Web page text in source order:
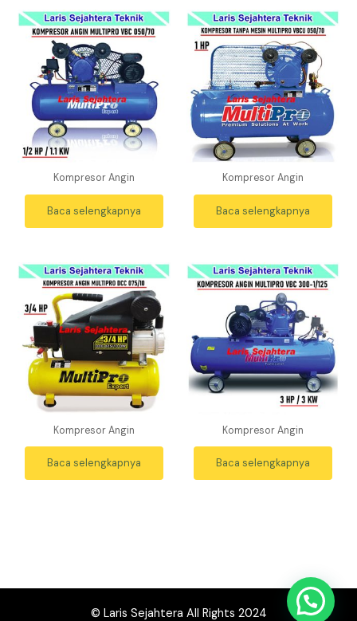
Kompresor Angin
Baca selengkapnya
Kompresor Angin
Baca selengkapnya
Kompresor Angin
Baca selengkapnya
Kompresor Angin
Baca selengkapnya
© Laris Sejahtera All Rights 2024